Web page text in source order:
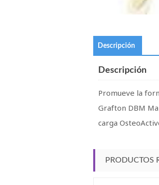
Descripción
Descripción
Promueve la
Grafton DBM
carga
PRODUCTOS